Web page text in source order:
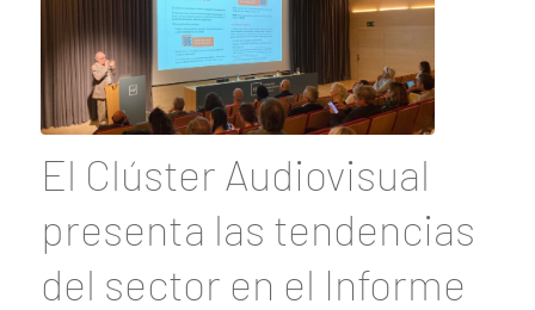
El Clúster Audiovisual
presenta las tendencias
del sector en el Informe